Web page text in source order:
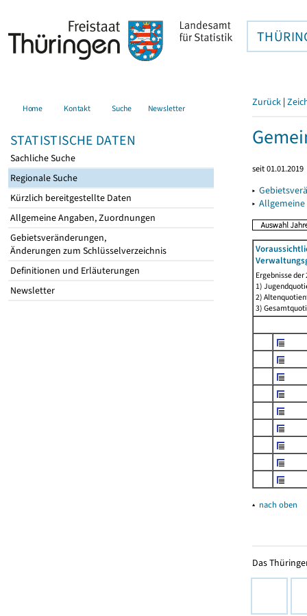
Home Kontakt Suche Newsletter
STATISTISCHE DATEN
Sachliche Suche
Regionale Suche
Kürzlich bereitgestellte Daten
Allgemeine Angaben, Zuordnungen
Gebietsveränderungen,
Änderungen zum Schlüsselverzeichnis
Definitionen und Erläuterungen
Newsletter
Zurück |
seit 01.01.2019
▸
▸
Ergebnisse
1)
2)
3)
▴ nach oben
Das